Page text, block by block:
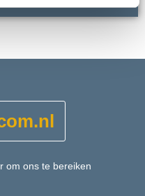
om ons te bereiken